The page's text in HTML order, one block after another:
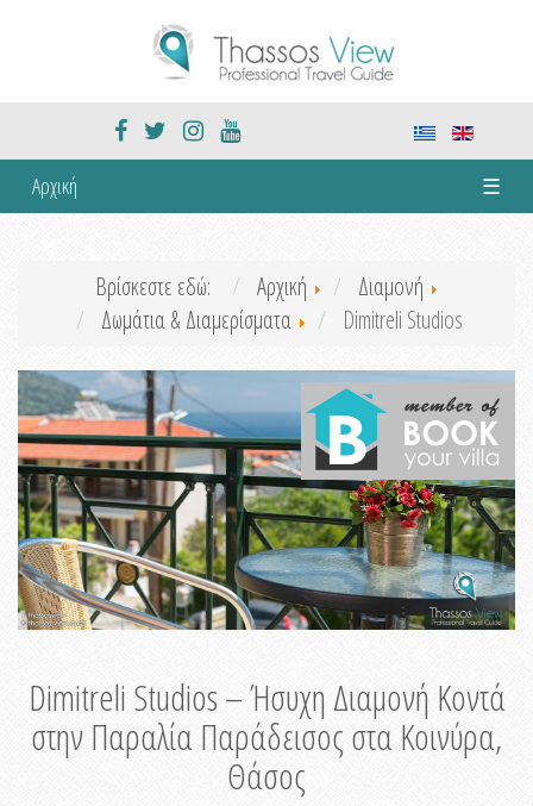
Αρχική ☰
Βρίσκεστε εδώ: Αρχική
Διαμονή
Δωμάτια & Διαμερίσματα
Dimitreli Studios
Dimitreli Studios – Ήσυχη Διαμονή Κοντά
στην Παραλία Παράδεισος στα Κοινύρα,
Θάσος